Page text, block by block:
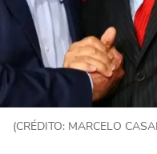
(CRÉDITO: MARCELO